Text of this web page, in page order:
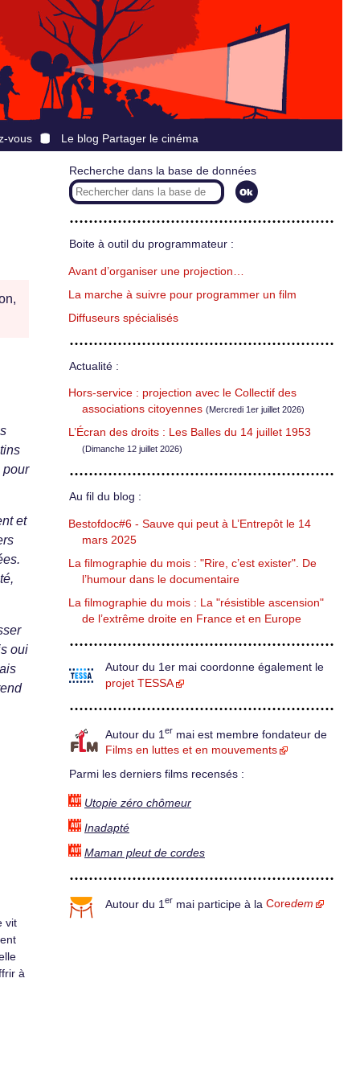
vous Le blog Partager le cinéma
pour
et
oui
vit
à
Recherche dans la base de données
Boite à outil du programmateur :
Avant d’organiser une projection…
La marche à suivre pour programmer un film
Diffuseurs spécialisés
Actualité :
Hors-service : projection avec le Collectif des
associations citoyennes (Mercredi 1er juillet 2026)
L’Écran des droits : Les Balles du 14 juillet 1953
(Dimanche 12 juillet 2026)
Au fil du blog :
Bestofdoc#6 - Sauve qui peut à L’Entrepôt le 14
mars 2025
La filmographie du mois : "Rire, c’est exister". De
l’humour dans le documentaire
La filmographie du mois : La "résistible ascension"
de l’extrême droite en France et en Europe
Autour du 1er mai coordonne également le
projet TESSA
Autour du 1 er mai est membre fondateur de
Films en luttes et en mouvements
Parmi les derniers films recensés :
Utopie zéro chômeur
Inadapté
Maman pleut de cordes
Autour du 1 er mai participe à la Coredem